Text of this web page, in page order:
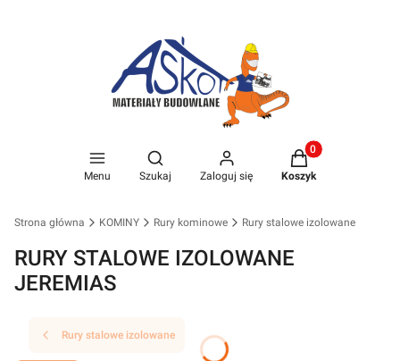
Menu
Otwórz wyszukiwarkę
Szukaj Zaloguj się
Produkty w
Koszyk
Strona główna KOMINY Rury kominowe Rury stalowe izolowane
RURY STALOWE IZOLOWANE
JEREMIAS
Rury stalowe izolowane